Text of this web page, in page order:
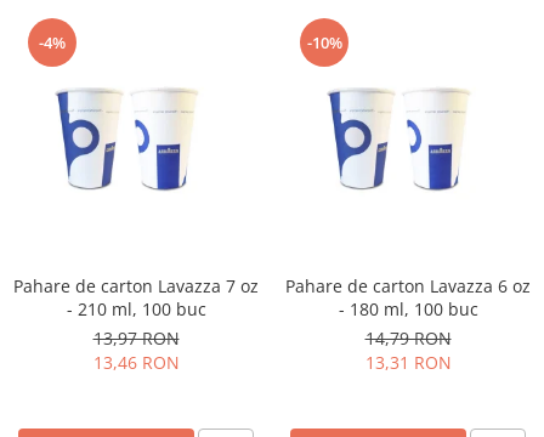
-4%
Pahare de carton Lavazza 7 oz
- 210 ml, 100 buc
13,97 RON
13,46 RON
-10%
Pahare de carton Lavazza 6 oz
- 180 ml, 100 buc
14,79 RON
13,31 RON